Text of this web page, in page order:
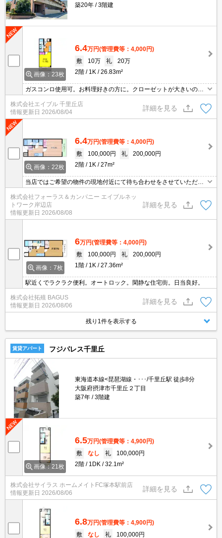
築20年
3階建
画像：23枚
6.4万円(管理費等：4,000円)
敷
10万 礼
20万
2階
1K 26.83m²
ガスコンロ使用可。お料理好きの方に。クローゼットが大きいのも
魅力ですね。
株式会社エイブル 千里丘店
情報更新日 2026/08/04
詳細を見る
画像：22枚
6.4万円(管理費等：4,000円)
敷
100,000円 礼
200,000円
2階
1K 27m²
当店ではご希望の物件の現地付近にて待ち合わせをさせていただき
ご内覧いただくサービスや、主要駅までのお迎えサービスも実施中
です。詳しくは当店 「０１２０－９６７－０９９」にお気軽にお問
合せ下さい♪
株式会社フォーラス＆カンパニー エイブルネッ
トワーク岸辺店
情報更新日 2026/08/08
詳細を見る
画像：7枚
6万円(管理費等：4,000円)
敷
100,000円 礼
200,000円
1階
1K 27.36m²
駅近くでラクラク便利。オートロック。閑静な住宅街。日当良好。
株式会社拓殖 BAGUS
情報更新日 2026/08/06
詳細を見る
残り1件を表示する
賃貸アパート フジパレス千里丘
東海道本線<琵琶湖線・･･･/千里丘駅 徒歩8分
大阪府摂津市千里丘２丁目
築7年
3階建
画像：21枚
6.5万円(管理費等：4,900円)
敷
なし 礼
100,000円
2階
1DK 32.1m²
株式会社サイラス ホームメイトFC塚本駅前店
情報更新日 2026/08/06
詳細を見る
6.8万円(管理費等：4,900円)
敷
なし 礼
100,000円